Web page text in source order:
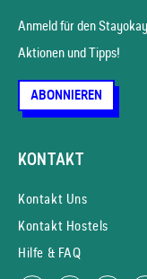
Anmeld für den
Aktionen und Tipps!
ABONNIEREN
KONTAKT
Kontakt Uns
Kontakt Hostels
Hilfe & FAQ